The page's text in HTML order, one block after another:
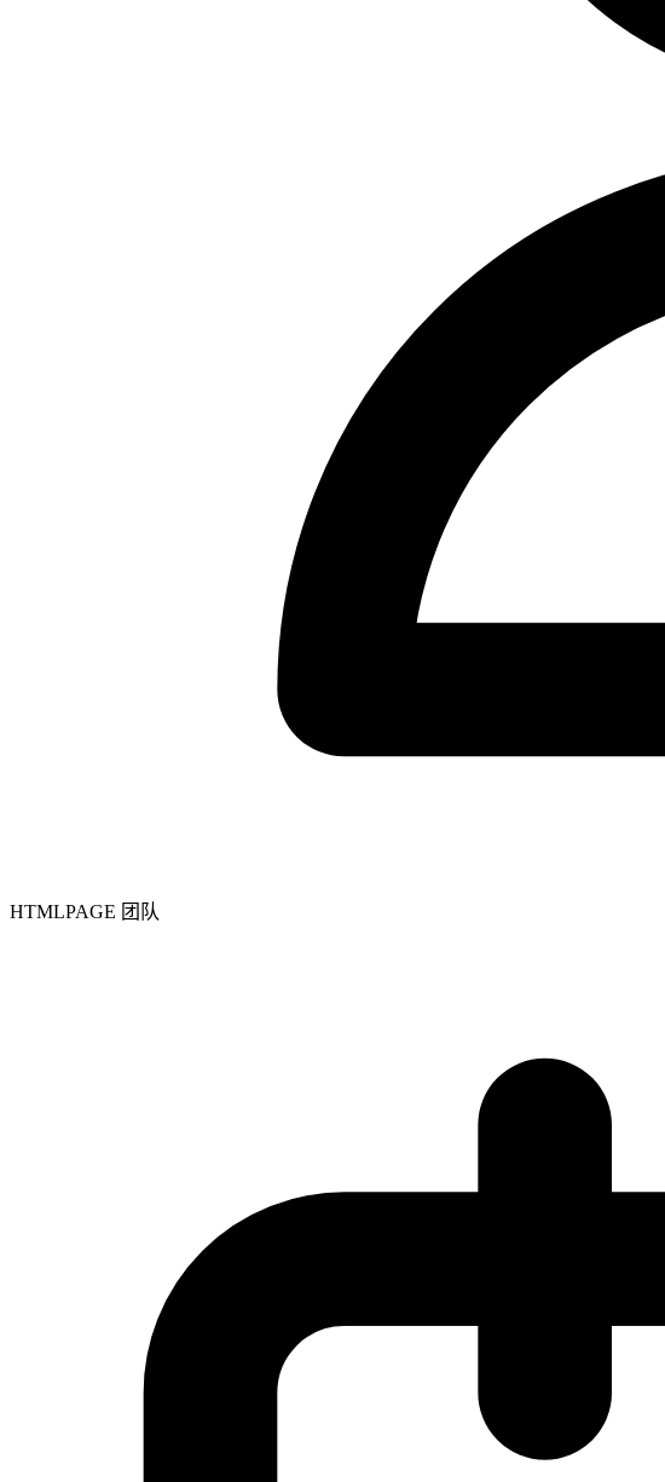
HTMLPAGE 团队